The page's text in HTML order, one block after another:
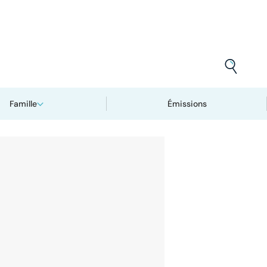
Famille Émissions